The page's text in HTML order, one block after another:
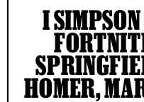
I
HOMER,